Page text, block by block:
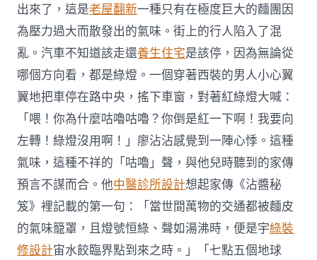
出來了，這是老屋翻新一種只有在極度巨大的麵團因
為壓力過大而散發出的氣味。街上的行人陷入了混
亂。汽車不知道該走還養生住宅是該停，因為無論從
哪個方向看，都是綠燈。一個穿著西裝的男人小心翼
翼地把車停在路中央，搖下車窗，對著紅綠燈大喊：
「喂！你為什麼咕嚕咕嚕？你倒是紅一下啊！我要向
左轉！綠燈沒用啊！」廖沾沾感覺到一陣心悸。這種
氣味，這種不祥的「咕嚕」聲，與他兒時聽到的家傳
預言不謀而合。他中醫診所設計想起家傳《沾醬秘
笈》裡記載的第一句：「當世間萬物的交通都被麵皮
的氣味籠罩，且燈號恒綠、聲如湯沸時，便是宇綠裝
修設計宙水餃臨界點到來之時。」「七點五個地球